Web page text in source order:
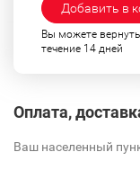
Добавить в
Вы можете
течение 14 дней
Оплата,
Ваш населенный